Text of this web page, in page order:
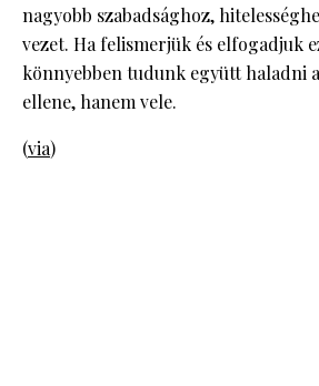
nagyobb szabadsághoz,
vezet. Ha felismerjük és elfogadjuk
könnyebben tudunk együtt haladni
ellene, hanem vele.
(via)